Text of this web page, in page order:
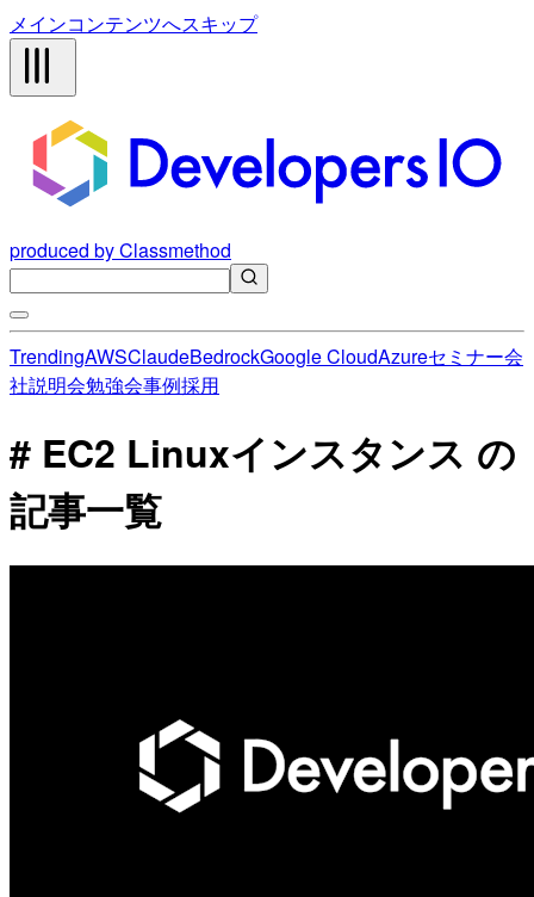
メインコンテンツへスキップ
produced by Classmethod
TrendingAWSClaudeBedrockGoogle CloudAzureセミナー会
社説明会勉強会事例採用
# EC2 Linuxインスタンス の
記事一覧